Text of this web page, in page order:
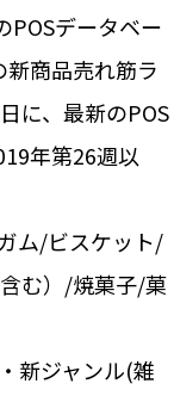
POSデータベー
新商品売れ筋ラ
に、最新のPOS
年第26週以
ム/ビスケット/
む）/焼菓子/菓
新ジャンル(雑